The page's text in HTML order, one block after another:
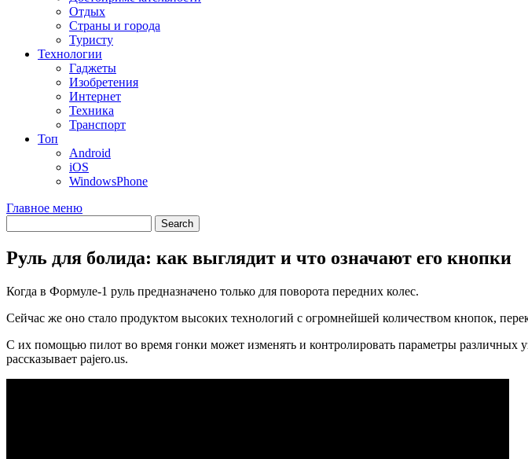
Отдых
Страны и города
Туристу
Технологии
Гаджеты
Изобретения
Интернет
Техника
Транспорт
Топ
Android
iOS
WindowsPhone
Главное меню
Руль для болида: как выглядит и что означают его кнопки
Когда в Формуле-1 руль предназначено только для поворота передних колес.
Сейчас же оно стало продуктом высоких технологий с огромнейшей количеством кнопок,
С их помощью пилот во время гонки может изменять и контролировать параметры различных
рассказывает pajero.us.